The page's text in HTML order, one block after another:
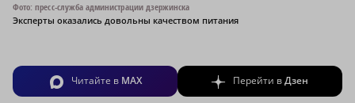
Фото: пресс-служба администрации дзержинска
Эксперты оказались довольны качеством питания
Читайте в MAX Перейти вДзен